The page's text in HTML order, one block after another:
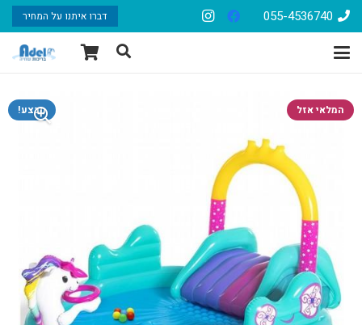
055-4536740 דברו איתנו על המחיר
מבצע! המלאי אזל